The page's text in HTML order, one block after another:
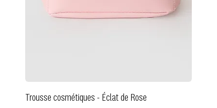
Trousse cosmétiques - Éclat de Rose